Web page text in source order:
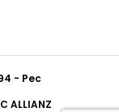
- Pec
ALLIANZ